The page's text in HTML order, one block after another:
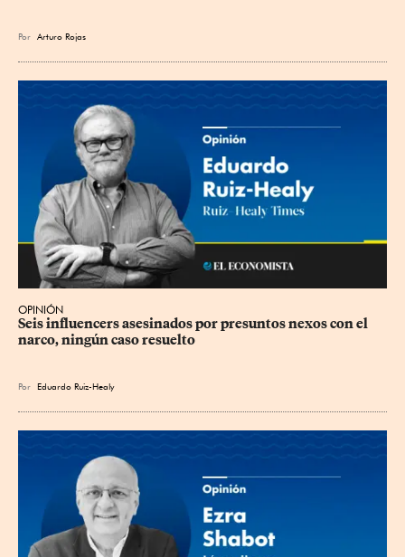
Por Arturo Rojas
OPINIÓN
Seis influencers asesinados por presuntos nexos con el
narco, ningún caso resuelto
Por Eduardo Ruiz-Healy